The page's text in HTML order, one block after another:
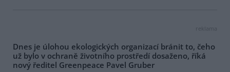
reklama
Dnes je úlohou ekologických organizací bránit to, čeho
už bylo v ochraně životního prostředí dosaženo, říká
nový ředitel Greenpeace Pavel Gruber